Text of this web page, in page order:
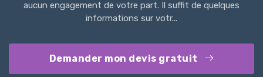
aucun engagement de votre part. Il suffit de quelques
informations sur votr...
Demander mon devis gratuit